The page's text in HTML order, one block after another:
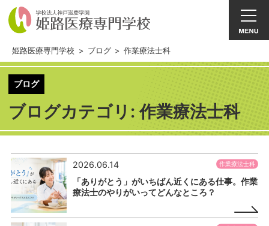
姫路医療専門学校 > ブログ > 作業療法士科
ブログ
ブログカテゴリ:作業療法士科
2026.06.14
「ありがとう」がいちばん近くにある仕事。作業
療法士のやりがいってどんなところ？
作業療法士科